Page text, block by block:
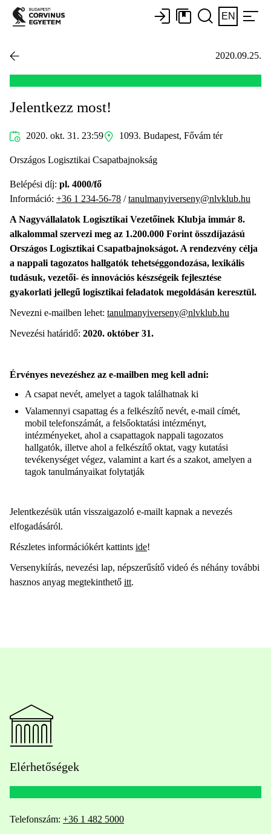
EN
2020.09.25.
Jelentkezz most!
2020. okt. 31. 23:59 1093. Budapest, Fővám tér
Országos Logisztikai Csapatbajnokság
Belépési díj: pl. 4000/fő
Információ: +36 1 234-56-78 /tanulmanyiverseny@nlvklub.hu
A Nagyvállalatok Logisztikai Vezetőinek Klubja immár 8.
alkalommal szervezi meg az 1.200.000 Forint összdíjazású
Országos Logisztikai Csapatbajnokságot. A rendezvény célja
a nappali tagozatos hallgatók tehetséggondozása, lexikális
tudásuk, vezetői- és innovációs készségeik fejlesztése
gyakorlati jellegű logisztikai feladatok megoldásán keresztül.
Nevezni e-mailben lehet: tanulmanyiverseny@nlvklub.hu
Nevezési határidő: 2020. október 31.
Érvényes nevezéshez az e-mailben meg kell adni:
A csapat nevét, amelyet a tagok találhatnak ki
Valamennyi csapattag és a felkészítő nevét, e-mail címét,
mobil telefonszámát, a felsőoktatási intézményt,
intézményeket, ahol a csapattagok nappali tagozatos
hallgatók, illetve ahol a felkészítő oktat, vagy kutatási
tevékenységet végez, valamint a kart és a szakot, amelyen a
tagok tanulmányaikat folytatják
Jelentkezésük után visszaigazoló e-mailt kapnak a nevezés
elfogadásáról.
Részletes információkért kattints ide!
Versenykiírás, nevezési lap, népszerűsítő videó és néhány további
hasznos anyag megtekinthető itt.
Elérhetőségek
Telefonszám: +36 1 482 5000